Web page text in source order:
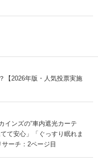
【2026年版・人気投票実施
インズの“車内遮光カーテ
て安心」「ぐっすり眠れま
ーチ：2ページ目